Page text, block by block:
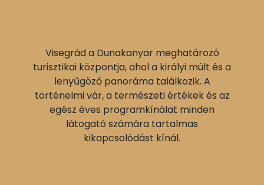
Visegrád a Dunakanyar meghatározó
turisztikai központja, ahol a királyi múlt és a
lenyűgöző panoráma találkozik. A
történelmi vár, a természeti értékek és az
egész éves programkínálat minden
látogató számára tartalmas
kikapcsolódást kínál.